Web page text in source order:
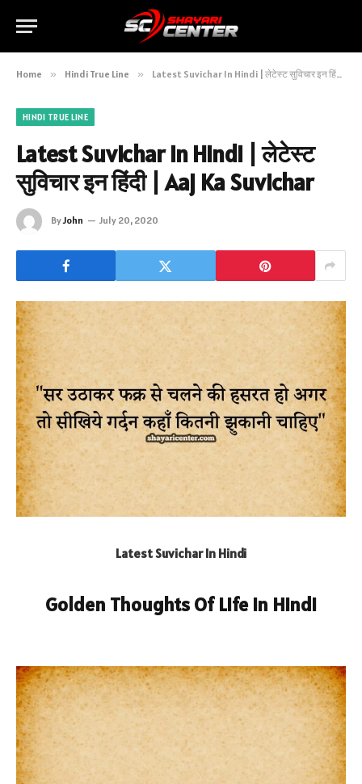
Home » Hindi True Line » Latest Suvichar In Hindi | लेटेस्ट सुविचार इन हिंदी | Aaj Ka Suvichar
HINDI TRUE LINE
Latest Suvichar In Hindi | लेटेस्ट
सुविचार इन हिंदी | Aaj Ka Suvichar
ByJohn July 20, 2020
Latest Suvichar In Hindi
Golden Thoughts Of Life In Hindi